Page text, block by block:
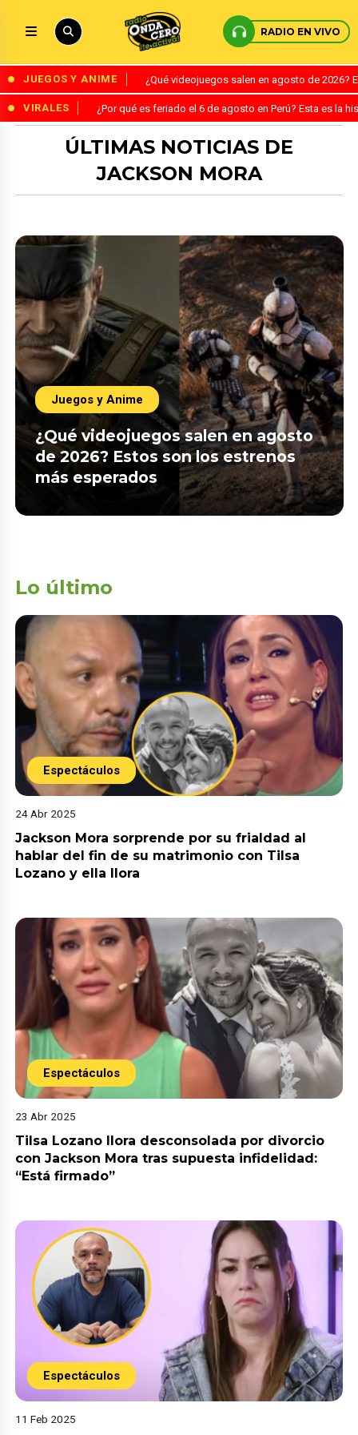
RADIO EN VIVO
JUEGOS Y ANIME ¿Qué videojuegos salen en agosto de
VIRALES ¿Por qué es feriado el 6 de agosto en Perú? Esta es la
ÚLTIMAS NOTICIAS DE
JACKSON MORA
Juegos y Anime
¿Qué videojuegos salen en agosto
de 2026? Estos son los estrenos
más esperados
Lo último
Espectáculos
24 Abr 2025
Jackson Mora sorprende por su frialdad al
hablar del fin de su matrimonio con Tilsa
Lozano y ella llora
Espectáculos
23 Abr 2025
Tilsa Lozano llora desconsolada por divorcio
con Jackson Mora tras supuesta infidelidad:
“Está firmado”
Espectáculos
11 Feb 2025